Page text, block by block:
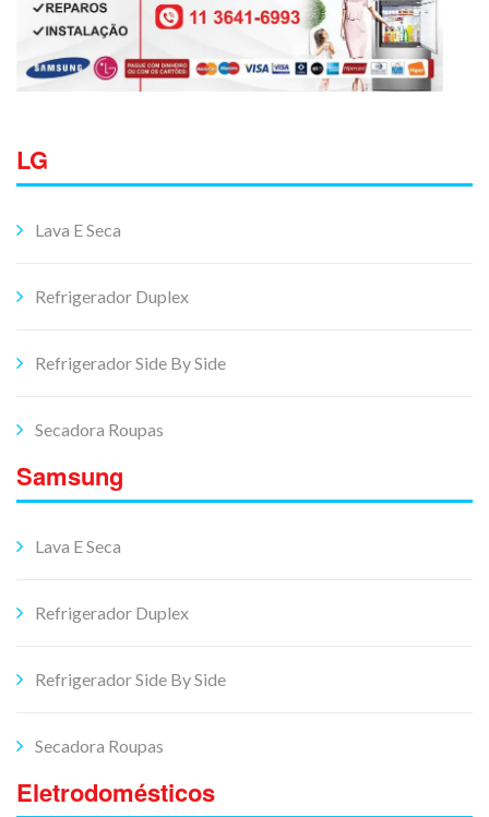
LG
Lava E Seca
Refrigerador Duplex
Refrigerador Side By Side
Secadora Roupas
Samsung
Lava E Seca
Refrigerador Duplex
Refrigerador Side By Side
Secadora Roupas
Eletrodomésticos